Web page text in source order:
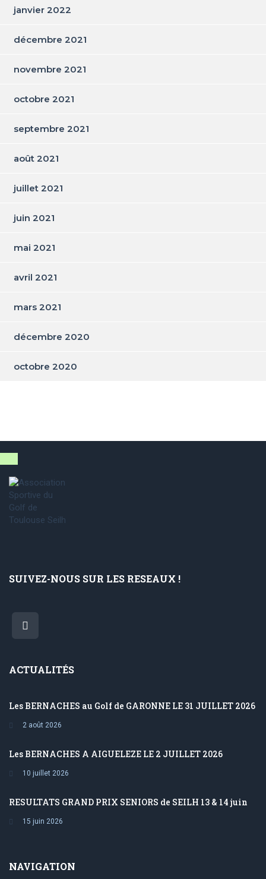
janvier 2022
décembre 2021
novembre 2021
octobre 2021
septembre 2021
août 2021
juillet 2021
juin 2021
mai 2021
avril 2021
mars 2021
décembre 2020
octobre 2020
SUIVEZ-NOUS SUR LES RESEAUX !
ACTUALITÉS
Les BERNACHES au Golf de GARONNE LE 31 JUILLET 2026
2 août 2026
Les BERNACHES A AIGUELEZE LE 2 JUILLET 2026
10 juillet 2026
RESULTATS GRAND PRIX SENIORS de SEILH 13 & 14 juin
15 juin 2026
NAVIGATION